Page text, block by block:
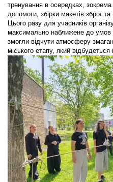
тренування в осередках,
допомоги, збірки макетів зброї
Цього разу для учасників
максимально наближене до умов
змогли відчути атмосферу
міського етапу, який